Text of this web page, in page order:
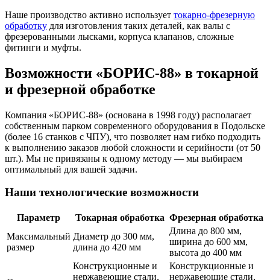
Наше производство активно использует токарно-фрезерную
обработку для изготовления таких деталей, как валы с
фрезерованными лысками, корпуса клапанов, сложные
фитинги и муфты.
Возможности «БОРИС-88» в токарной
и фрезерной обработке
Компания «БОРИС-88» (основана в 1998 году) располагает
собственным парком современного оборудования в Подольске
(более 16 станков с ЧПУ), что позволяет нам гибко подходить
к выполнению заказов любой сложности и серийности (от 50
шт.). Мы не привязаны к одному методу — мы выбираем
оптимальный для вашей задачи.
Наши технологические возможности
Параметр Токарная обработка Фрезерная обработка
Максимальный
размер
Диаметр до 300 мм,
длина до 420 мм
Длина до 800 мм,
ширина до 600 мм,
высота до 400 мм
Конструкционные и
нержавеющие стали,
Конструкционные и
нержавеющие стали,